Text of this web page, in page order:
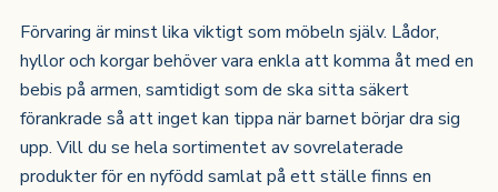
Förvaring är minst lika viktigt som möbeln själv. Lådor,
hyllor och korgar behöver vara enkla att komma åt med en
bebis på armen, samtidigt som de ska sitta säkert
förankrade så att inget kan tippa när barnet börjar dra sig
upp. Vill du se hela sortimentet av sovrelaterade
produkter för en nyfödd samlat på ett ställe finns en